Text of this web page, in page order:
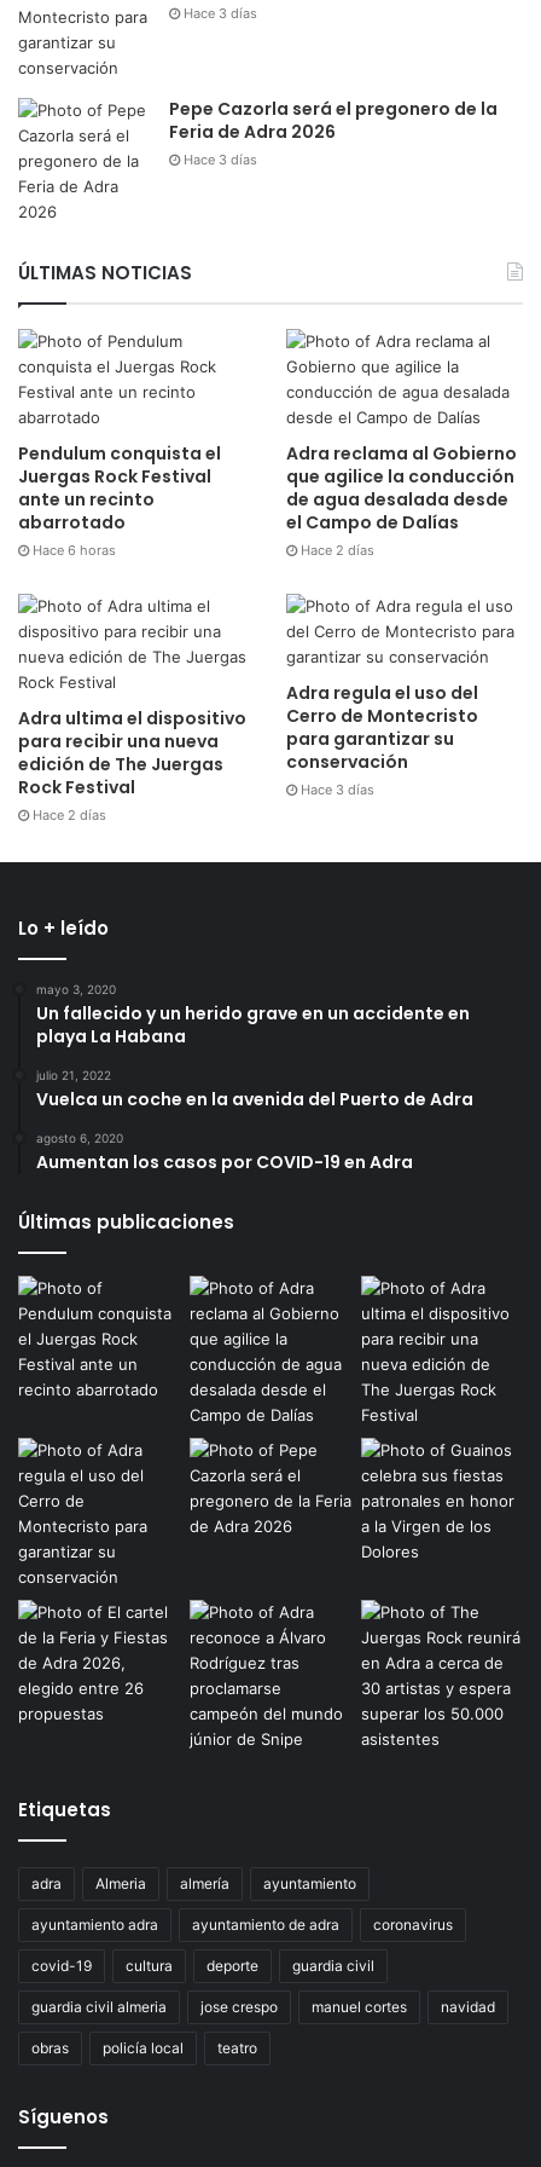
Hace 3 días
Pepe Cazorla será el pregonero de la
Feria de Adra 2026
Hace 3 días
ÚLTIMAS NOTICIAS
Pendulum conquista el
Juergas Rock Festival
ante un recinto
abarrotado
Hace 6 horas
Adra reclama al Gobierno
que agilice la conducción
de agua desalada desde
el Campo de Dalías
Hace 2 días
Adra ultima el dispositivo
para recibir una nueva
edición de The Juergas
Rock Festival
Hace 2 días
Adra regula el uso del
Cerro de Montecristo
para garantizar su
conservación
Hace 3 días
Lo + leído
mayo 3, 2020
Un fallecido y un herido grave en un accidente en
playa La Habana
julio 21, 2022
Vuelca un coche en la avenida del Puerto de Adra
agosto 6, 2020
Aumentan los casos por COVID-19 en Adra
Últimas publicaciones
Etiquetas
adra Almeria almería ayuntamiento
ayuntamiento adra ayuntamiento de adra coronavirus
covid-19 cultura deporte guardia civil
guardia civil almeria jose crespo manuel cortes navidad
obras policía local teatro
Síguenos